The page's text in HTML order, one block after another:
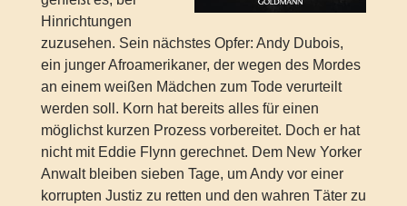
Hinrichtungen
zuzusehen. Sein nächstes Opfer: Andy Dubois,
ein junger Afroamerikaner, der wegen des Mordes
an einem weißen Mädchen zum Tode verurteilt
werden soll. Korn hat bereits alles für einen
möglichst kurzen Prozess vorbereitet. Doch er hat
nicht mit Eddie Flynn gerechnet. Dem New Yorker
Anwalt bleiben sieben Tage, um Andy vor einer
korrupten Justiz zu retten und den wahren Täter zu